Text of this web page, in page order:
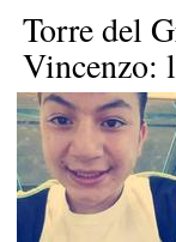
Torre del
Vincenzo: